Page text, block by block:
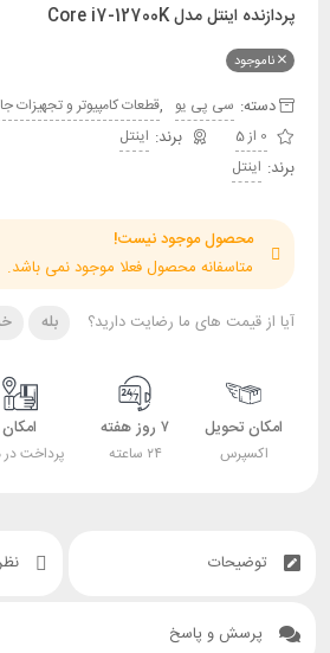
پردازنده اینتل مدل Core i7-12700K
ناموجود
دسته: سی پی یو ,قطعات کامپیوتر و تجهیزات
0 از 5
اینتل
برند: اینتل
محصول موجود نیست!
متاسفانه محصول فعلا موجود نمی باشد.
آیا از قیمت های ما رضایت دارید؟ بله
امکان تحویل
اکسپرس
۷ روز هفته
۲۴ ساعته
امکان
پرداخت
توضیحات
پرسش و پاسخ